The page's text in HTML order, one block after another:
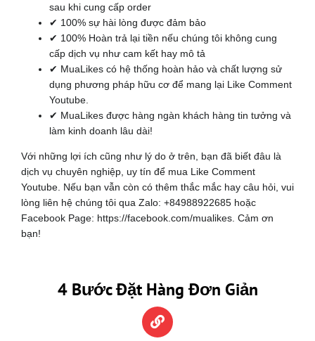
sau khi cung cấp order
✔ 100% sự hài lòng được đảm bảo
✔ 100% Hoàn trả lại tiền nếu chúng tôi không cung
cấp dịch vụ như cam kết hay mô tả
✔ MuaLikes có hệ thống hoàn hảo và chất lượng sử
dụng phương pháp hữu cơ để mang lại Like Comment
Youtube.
✔ MuaLikes được hàng ngàn khách hàng tin tưởng và
làm kinh doanh lâu dài!
Với những lợi ích cũng như lý do ở trên, bạn đã biết đâu là
dịch vụ chuyên nghiệp, uy tín để mua Like Comment
Youtube. Nếu bạn vẫn còn có thêm thắc mắc hay câu hỏi, vui
lòng liên hệ chúng tôi qua Zalo: +84988922685 hoặc
Facebook Page: https://facebook.com/mualikes. Cảm ơn
bạn!
4 Bước Đặt Hàng Đơn Giản